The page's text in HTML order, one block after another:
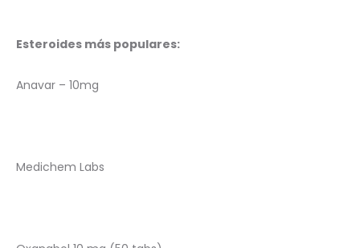
Esteroides más populares:
Anavar – 10mg
Medichem Labs